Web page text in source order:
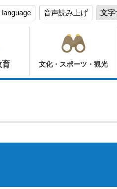
language 音声読み上げ 文字
育 文化・スポーツ・観光